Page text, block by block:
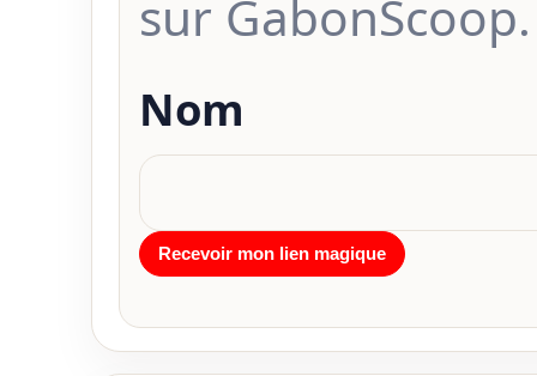
sur GabonScoop.
Nom